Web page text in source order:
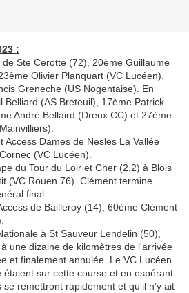
:
Ste Cerotte (72), 20ème Guillaume
Olivier Planquart (VC Lucéen).
Greneche (US Nogentaise). En
Belliard (AS Breteuil), 17ème Patrick
André Bellaird (Dreux CC) et 27ème
Access Dames de Nesles La Vallée
(VC Lucéen).
du Tour du Loir et Cher (2.2) à Blois
(VC Rouen 76). Clément termine
final.
de Bailleroy (14), 60ème Clément
à St Sauveur Lendelin (50),
une dizaine de kilomètres de l'arrivée
et finalement annulée. Le VC Lucéen
étaient sur cette course et en espérant
se remettront rapidement et qu'il n'y ait